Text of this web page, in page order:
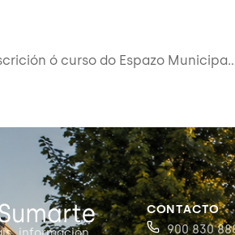
Aberto o prazo de inscrición ó curso do Espazo Municipal
CONTACTO
900 830